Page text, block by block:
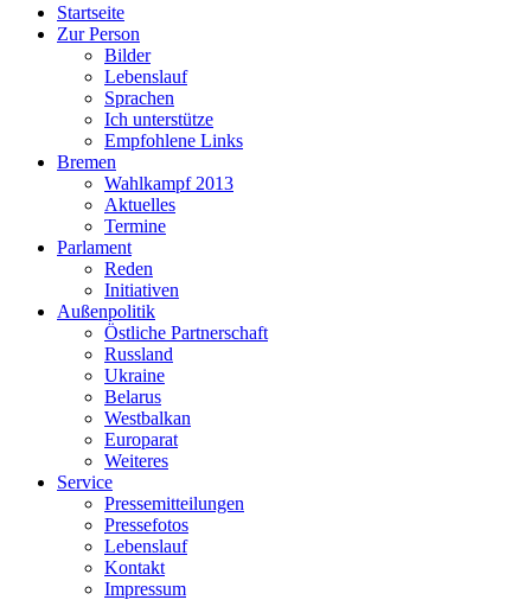
Startseite
Zur Person
Bilder
Lebenslauf
Sprachen
Ich unterstütze
Empfohlene Links
Bremen
Wahlkampf 2013
Aktuelles
Termine
Parlament
Reden
Initiativen
Außenpolitik
Östliche Partnerschaft
Russland
Ukraine
Belarus
Westbalkan
Europarat
Weiteres
Service
Pressemitteilungen
Pressefotos
Lebenslauf
Kontakt
Impressum